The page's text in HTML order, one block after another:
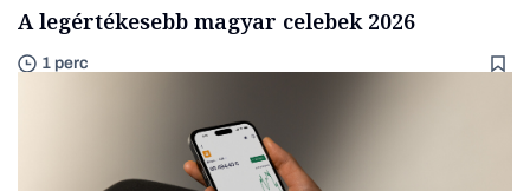
A legértékesebb magyar celebek 2026
1 perc